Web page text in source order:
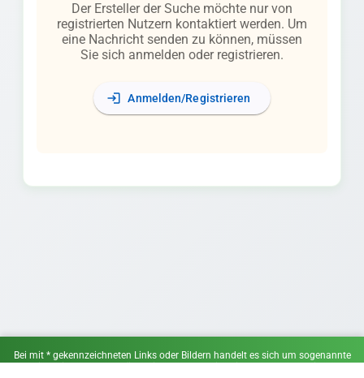
Der Ersteller der Suche möchte nur von
registrierten Nutzern kontaktiert werden. Um
eine Nachricht senden zu können, müssen
Sie sich anmelden oder registrieren.
login Anmelden/Registrieren
Bei mit * gekennzeichneten Links oder Bildern handelt es sich um sogenannte